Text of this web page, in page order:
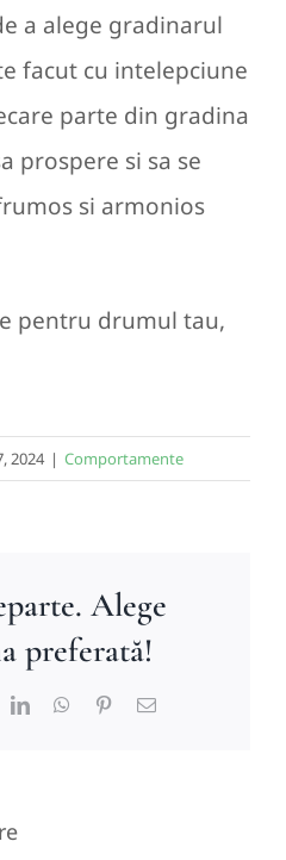
a alege gradinarul
facut cu intelepciune
parte din gradina
prospere si sa se
si armonios
pentru drumul tau,
2024 | Comportamente
Alege
preferată!
LinkedInWhatsApp
Pinterest
E-